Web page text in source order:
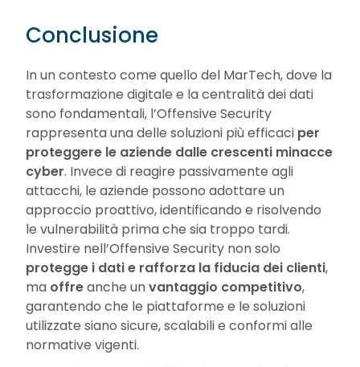
Conclusione
In un contesto come quello del MarTech, dove la
trasformazione digitale e la centralità dei dati
sono fondamentali, l’Offensive Security
rappresenta una delle soluzioni più efficaci per
proteggere le aziende dalle crescenti minacce
cyber. Invece di reagire passivamente agli
attacchi, le aziende possono adottare un
approccio proattivo, identificando e risolvendo
le vulnerabilità prima che sia troppo tardi.
Investire nell’Offensive Security non solo
protegge i dati e rafforza la fiducia dei clienti,
ma offreanche unvantaggio competitivo,
garantendo che le piattaforme e le soluzioni
utilizzate siano sicure, scalabili e conformi alle
normative vigenti.